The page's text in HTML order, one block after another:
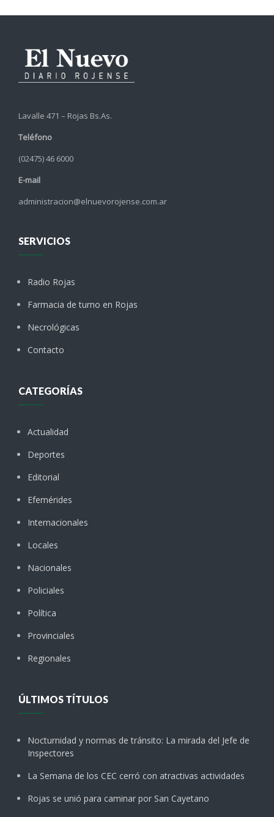
Lavalle 471 – Rojas Bs.As.
Teléfono
(02475) 46 6000
E-mail
administracion@elnuevorojense.com.ar
SERVICIOS
Radio Rojas
Farmacia de turno en Rojas
Necrológicas
Contacto
CATEGORÍAS
Actualidad
Deportes
Editorial
Efemérides
Internacionales
Locales
Nacionales
Policiales
Política
Provinciales
Regionales
ÚLTIMOS TÍTULOS
Nocturnidad y normas de tránsito: La mirada del Jefe de
Inspectores
La Semana de los CEC cerró con atractivas actividades
Rojas se unió para caminar por San Cayetano